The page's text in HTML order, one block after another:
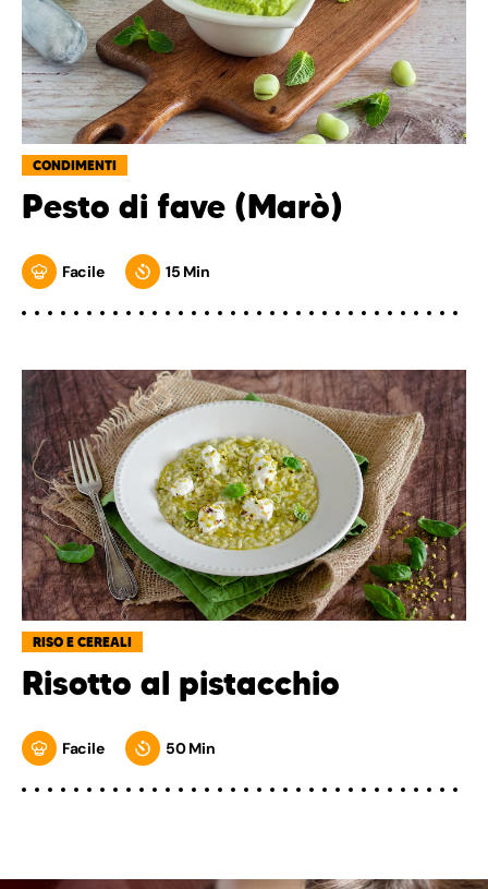
CONDIMENTI
Pesto di fave (Marò)
Facile 15 Min
RISO E CEREALI
Risotto al pistacchio
Facile 50 Min